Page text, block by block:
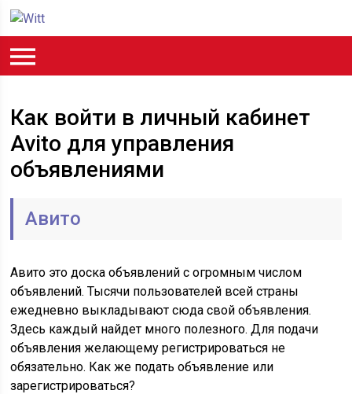
Как войти в личный кабинет
Avito для управления
объявлениями
Авито
Авито это доска объявлений с огромным числом
объявлений. Тысячи пользователей всей страны
ежедневно выкладывают сюда свой объявления.
Здесь каждый найдет много полезного. Для подачи
объявления желающему регистрироваться не
обязательно. Как же подать объявление или
зарегистрироваться?